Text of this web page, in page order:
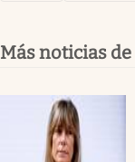
Más noticias de